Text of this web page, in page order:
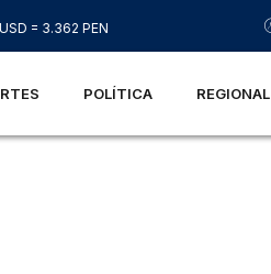
= 3.362 PEN
POLÍTICA REGIONAL